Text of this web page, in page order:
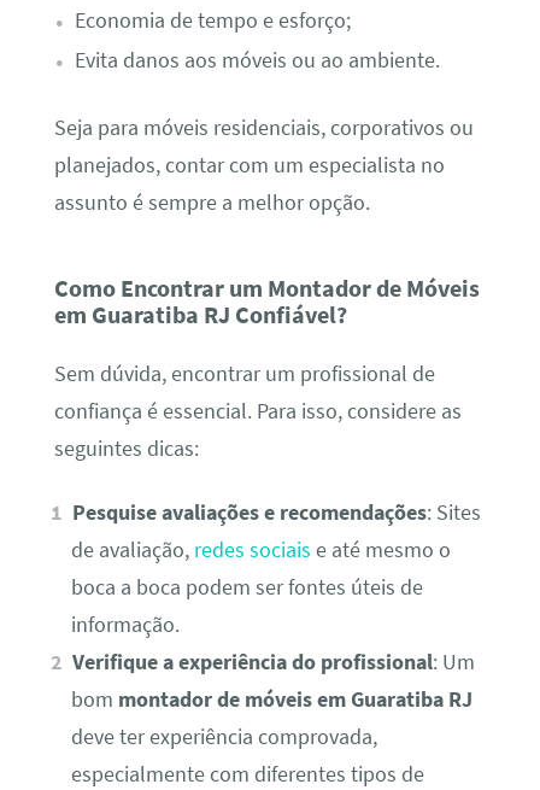
Economia de tempo e esforço;
Evita danos aos móveis ou ao ambiente.
Seja para móveis residenciais, corporativos ou
planejados, contar com um especialista no
assunto é sempre a melhor opção.
Como Encontrar um Montador de Móveis
em Guaratiba RJ Confiável?
Sem dúvida, encontrar um profissional de
confiança é essencial. Para isso, considere as
seguintes dicas:
Pesquise avaliações e recomendações: Sites
de avaliação, redes sociais e até mesmo o
boca a boca podem ser fontes úteis de
informação.
Verifique a experiência do profissional: Um
bom montador de móveis em Guaratiba RJ
deve ter experiência comprovada,
especialmente com diferentes tipos de